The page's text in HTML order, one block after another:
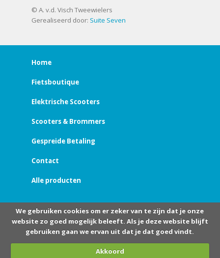
© A. v.d. Visch Tweewielers
Gerealiseerd door: Suite Seven
Home
Fietsboutique
Elektrische Scooters
Scooters & Brommers
Gespreide Betaling
Contact
Alle producten
We gebruiken cookies om er zeker van te zijn dat je onze
website zo goed mogelijk beleeft. Als je deze website blijft
gebruiken gaan we ervan uit dat je dat goed vindt.
Akkoord